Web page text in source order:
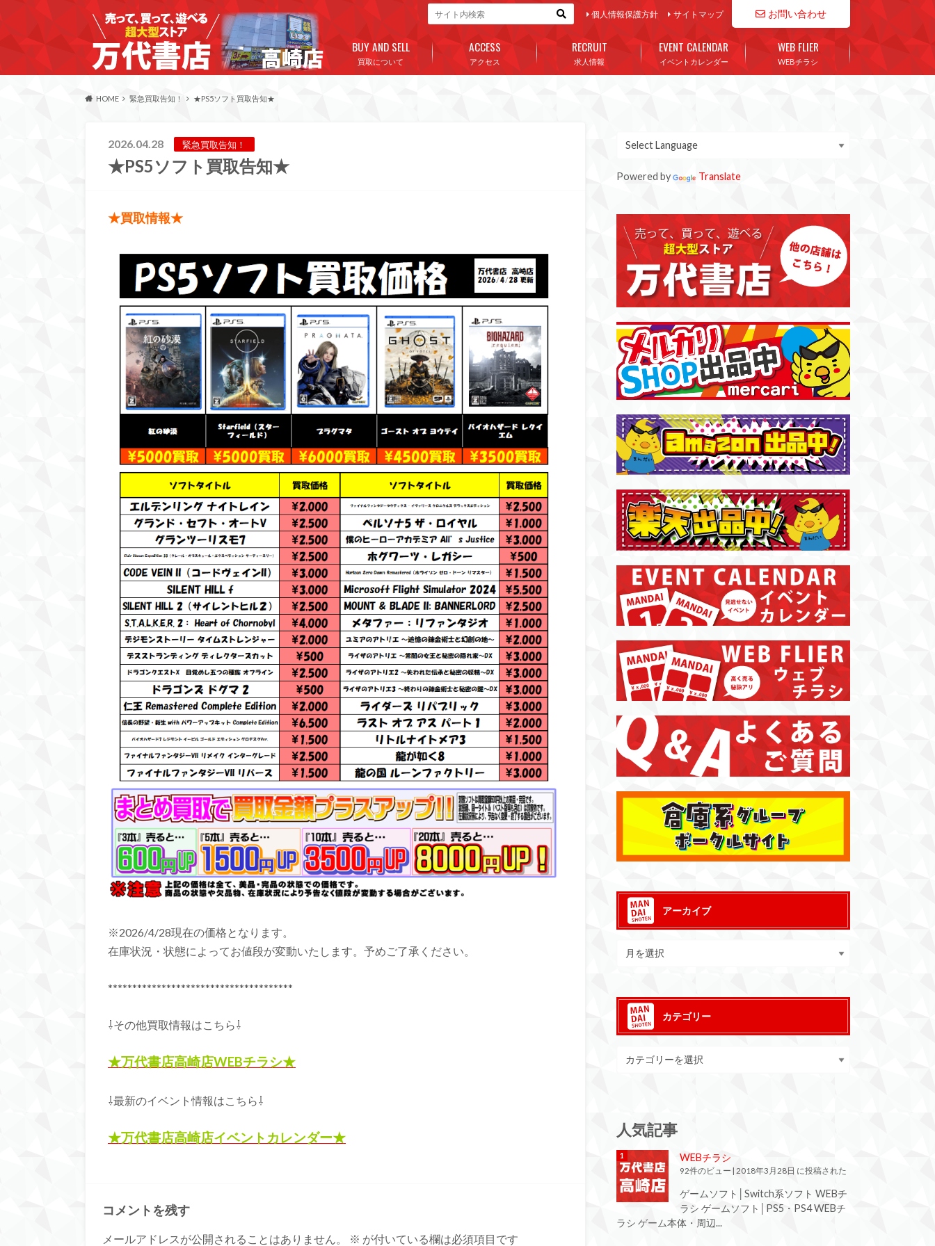
お問い合わせ
個人情報保護方針 サイトマップ
買取について
BUY AND SELL
アクセス
ACCESS
求人情報
RECRUIT
イベントカレンダー
EVENT CALENDAR
WEBチラシ
WEB FLIER
HOME 緊急買取告知！ ★PS5ソフト買取告知★
2026.04.28 緊急買取告知！
★PS5ソフト買取告知★
★買取情報★
※2026/4/28現在の価格となります。
在庫状況・状態によってお値段が変動いたします。予めご了承ください。
**************************************
⇩その他買取情報はこちら⇩
★万代書店高崎店WEBチラシ★
⇩最新のイベント情報はこちら⇩
★万代書店高崎店イベントカレンダー★
コメントを残す
メールアドレスが公開されることはありません。 ※ が付いている欄は必須項目です
Powered by Translate
アーカイブ
カテゴリー
人気記事
WEBチラシ
92件のビュー | 2018年3月28日 に投稿された
ゲームソフト│Switch系ソフト WEBチ
ラシ ゲームソフト│PS5・PS4 WEBチ
ラシ ゲーム本体・周辺...